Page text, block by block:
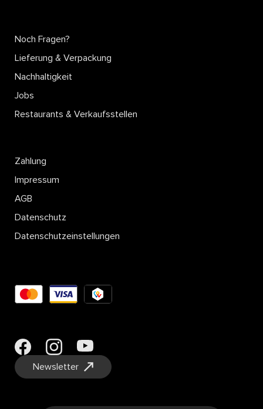
Noch Fragen?
Lieferung & Verpackung
Nachhaltigkeit
Jobs
Restaurants & Verkaufsstellen
Zahlung
Impressum
AGB
Datenschutz
Datenschutzeinstellungen
Newsletter